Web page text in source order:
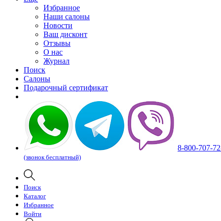
Избранное
Наши салоны
Новости
Ваш дисконт
Отзывы
О нас
Журнал
Поиск
Салоны
Подарочный сертификат
8-800-707-
(звонок бесплатный)
Поиск
Каталог
Избранное
Войти